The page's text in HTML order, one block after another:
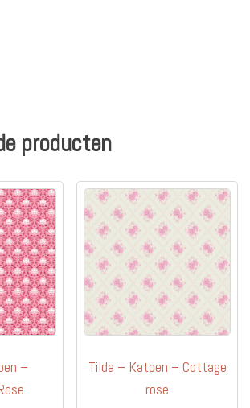
producten
–
Tilda – Katoen – Cottage
rose